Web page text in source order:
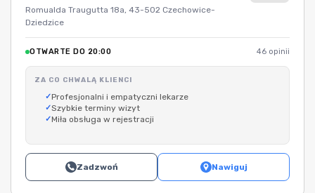
Romualda Traugutta 18a, 43-502 Czechowice-
Dziedzice
OTWARTE DO 20:00 46 opinii
ZA CO CHWALĄ KLIENCI
Profesjonalni i empatyczni lekarze
Szybkie terminy wizyt
Miła obsługa w rejestracji
Zadzwoń Nawiguj